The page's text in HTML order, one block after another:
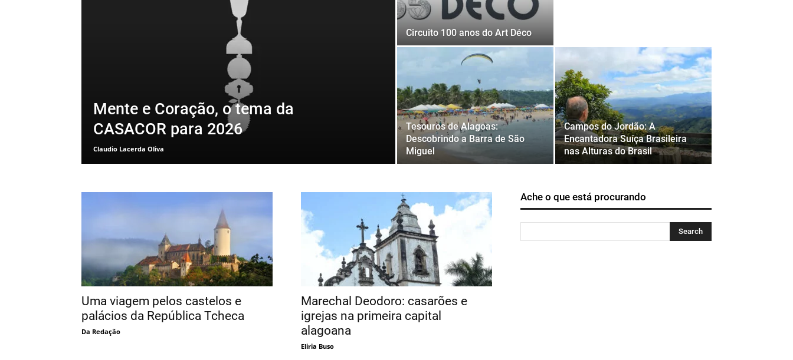
Mente e Coração, o tema da
CASACOR para 2026
Claudio Lacerda Oliva
Circuito 100 anos do Art Déco
Tesouros de Alagoas:
Descobrindo a Barra de São
Miguel
Campos do Jordão: A
Encantadora Suíça Brasileira
nas Alturas do Brasil
Uma viagem pelos castelos e
palácios da República Tcheca
Da Redação
Marechal Deodoro: casarões e
igrejas na primeira capital
alagoana
Eliria Buso
Ache o que está procurando